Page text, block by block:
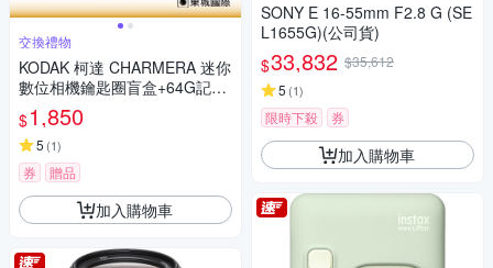
交換禮物
KODAK 柯達 CHARMERA 迷你
數位相機鑰匙圈盲盒+64G記憶
卡組
$1,850
5 (1)
券 贈品
加入購物車
SONY E 16-55mm F2.8 G (SE
L1655G)(公司貨)
$33,832 $35,612
5 (1)
限時下殺 券
加入購物車